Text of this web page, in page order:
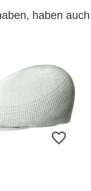
haben auch